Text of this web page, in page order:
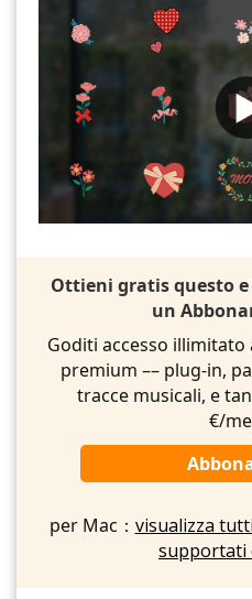
Ottieni gratis questo
un
Goditi accesso
premium –– plug-in,
tracce musicali, e
€/
per Mac： visualizza
supportati